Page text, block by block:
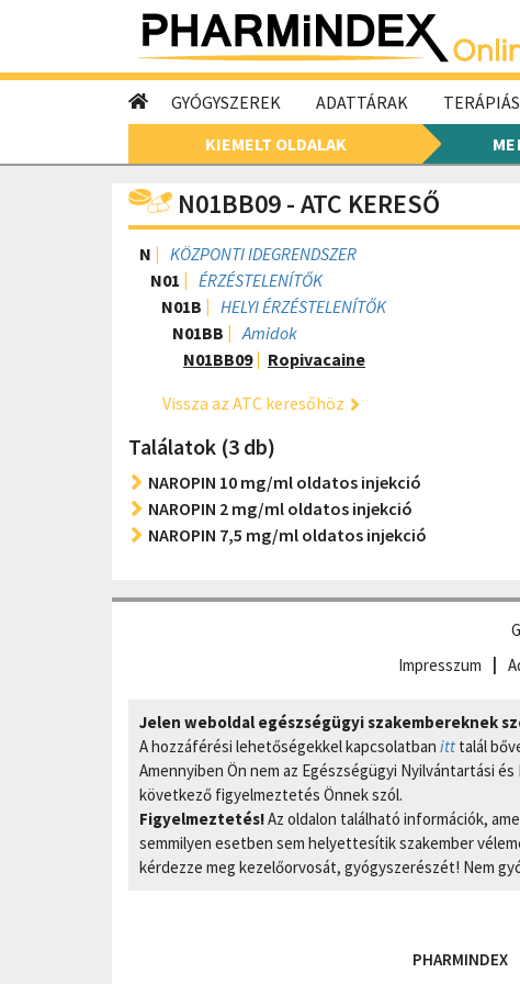
GYÓGYSZEREK ADATTÁRAK
KIEMELT OLDALAK
N01BB09 - ATC KERESŐ
N
KÖZPONTI IDEGRENDSZER
N01
ÉRZÉSTELENÍTŐK
N01B
HELYI ÉRZÉSTELENÍTŐK
N01BB
Amidok
N01BB09
Ropivacaine
Vissza az ATC keresőhöz
Találatok (3 db)
NAROPIN 10 mg/ml oldatos injekció
NAROPIN 2 mg/ml oldatos injekció
NAROPIN 7,5 mg/ml oldatos injekció
Impresszum
Jelen weboldal egészségügyi szakembereknek
A hozzáférési lehetőségekkel kapcsolatban itt talál
Amennyiben Ön nem az Egészségügyi Nyilvántartási
következő figyelmeztetés Önnek szól.
Figyelmeztetés!Az oldalon található információk,
semmilyen esetben sem helyettesítik szakember
kérdezze meg kezelőorvosát, gyógyszerészét! Nem
PHARMINDEX